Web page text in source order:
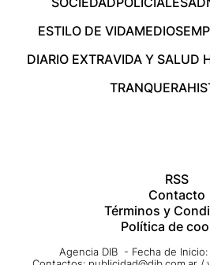
ESTILO DE VIDAMEDIOS
DIARIO EXTRAVIDA Y SALUD
TRANQUERA
RSS
Contacto
Términos y
Política de
Agencia DIB - Fecha de